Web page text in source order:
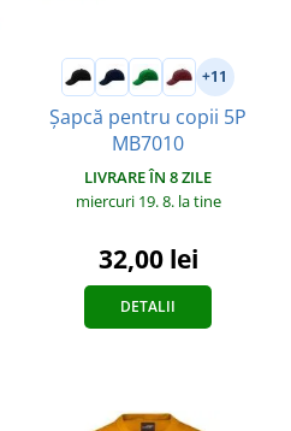
+11
Șapcă pentru copii 5P
MB7010
LIVRARE ÎN 8 ZILE
miercuri 19. 8. la tine
32,00 lei
DETALII